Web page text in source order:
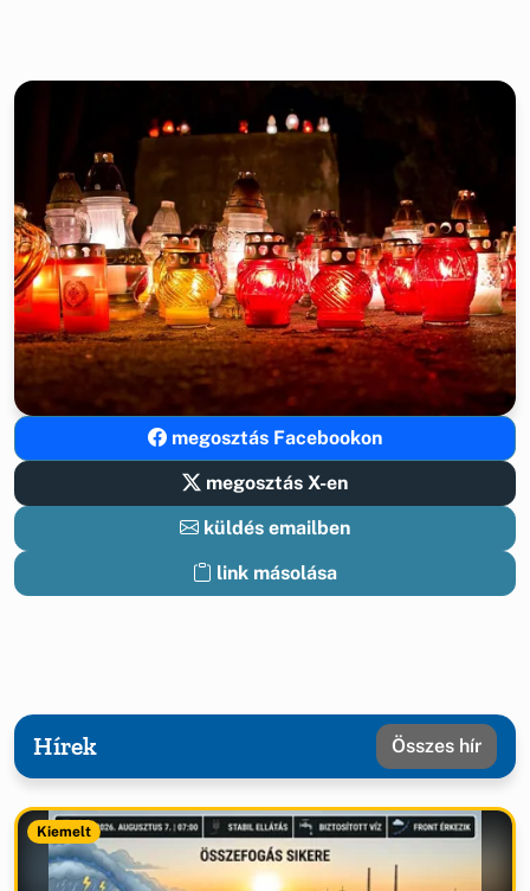
megosztás Facebookon
megosztás X-en
küldés emailben
link másolása
Hírek Összes hír
Kiemelt